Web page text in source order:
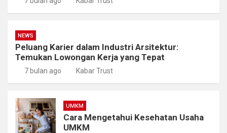
NEWS
Peluang Karier dalam Industri Arsitektur:
Temukan Lowongan Kerja yang Tepat
7 bulan ago Kabar Trust
UMKM
Cara Mengetahui Kesehatan Usaha
UMKM